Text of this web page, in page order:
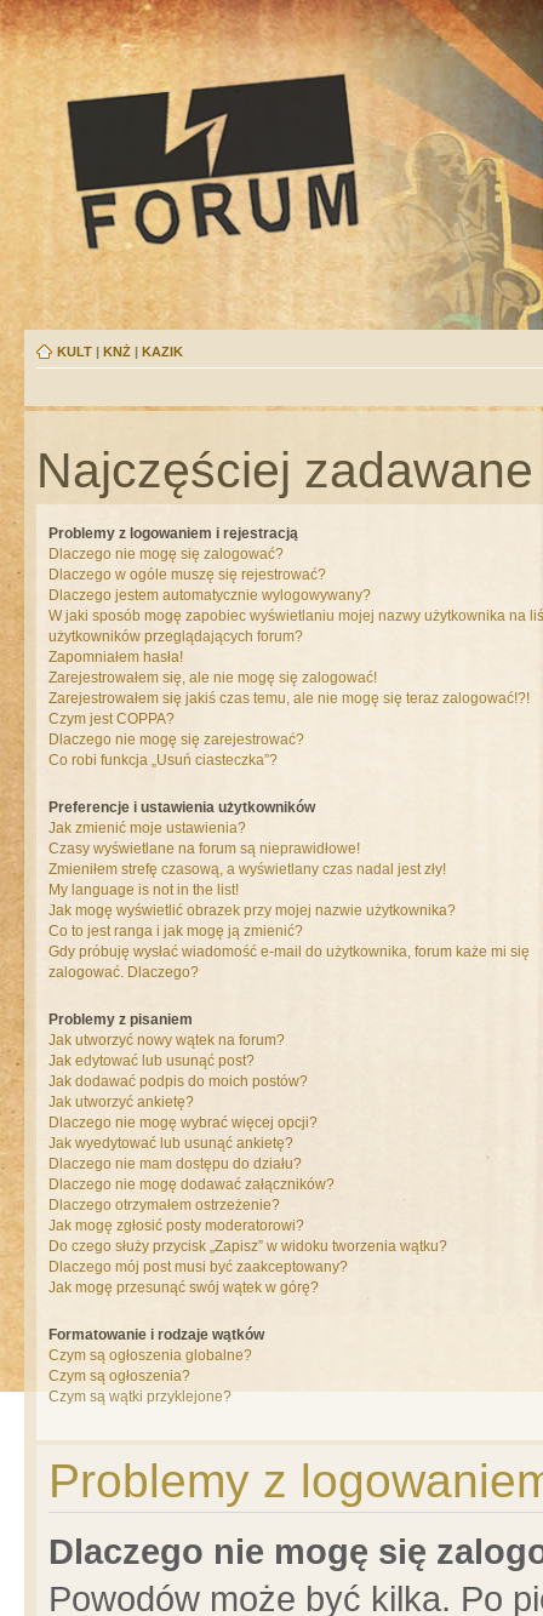
KULT | KNŻ | KAZIK
Najczęściej
Problemy z logowaniem i rejestracją
Dlaczego nie mogę się zalogować?
Dlaczego w ogóle muszę się rejestrować?
Dlaczego jestem automatycznie wylogowywany?
W jaki sposób mogę zapobiec wyświetlaniu mojej nazwy użytkownika na
użytkowników przeglądających forum?
Zapomniałem hasła!
Zarejestrowałem się, ale nie mogę się zalogować!
Zarejestrowałem się jakiś czas temu, ale nie mogę się teraz zalogować!?!
Czym jest COPPA?
Dlaczego nie mogę się zarejestrować?
Co robi funkcja „Usuń ciasteczka”?
Preferencje i ustawienia użytkowników
Jak zmienić moje ustawienia?
Czasy wyświetlane na forum są nieprawidłowe!
Zmieniłem strefę czasową, a wyświetlany czas nadal jest zły!
My language is not in the list!
Jak mogę wyświetlić obrazek przy mojej nazwie użytkownika?
Co to jest ranga i jak mogę ją zmienić?
Gdy próbuję wysłać wiadomość e-mail do użytkownika, forum każe mi się
zalogować. Dlaczego?
Problemy z pisaniem
Jak utworzyć nowy wątek na forum?
Jak edytować lub usunąć post?
Jak dodawać podpis do moich postów?
Jak utworzyć ankietę?
Dlaczego nie mogę wybrać więcej opcji?
Jak wyedytować lub usunąć ankietę?
Dlaczego nie mam dostępu do działu?
Dlaczego nie mogę dodawać załączników?
Dlaczego otrzymałem ostrzeżenie?
Jak mogę zgłosić posty moderatorowi?
Do czego służy przycisk „Zapisz” w widoku tworzenia wątku?
Dlaczego mój post musi być zaakceptowany?
Jak mogę przesunąć swój wątek w górę?
Formatowanie i rodzaje wątków
Czym są ogłoszenia globalne?
Czym są ogłoszenia?
Czym są wątki przyklejone?
Problemy z
Dlaczego nie mogę się
Powodów może być kilka. Po